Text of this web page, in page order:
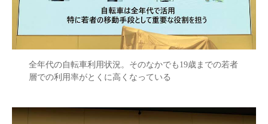
全年代の自転車利用状況。そのなかでも19歳までの若者
層での利用率がとくに高くなっている